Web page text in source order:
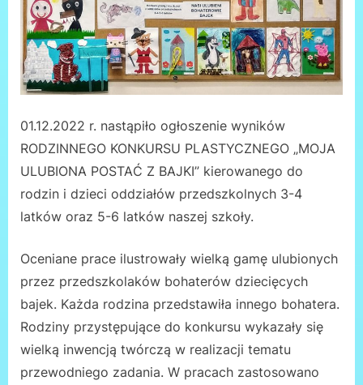
01.12.2022 r. nastąpiło ogłoszenie wyników
RODZINNEGO KONKURSU PLASTYCZNEGO „MOJA
ULUBIONA POSTAĆ Z BAJKI” kierowanego do
rodzin i dzieci oddziałów przedszkolnych 3-4
latków oraz 5-6 latków naszej szkoły.
Oceniane prace ilustrowały wielką gamę ulubionych
przez przedszkolaków bohaterów dziecięcych
bajek. Każda rodzina przedstawiła innego bohatera.
Rodziny przystępujące do konkursu wykazały się
wielką inwencją twórczą w realizacji tematu
przewodniego zadania. W pracach zastosowano